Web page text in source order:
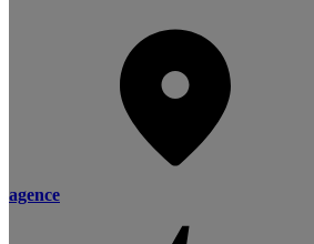
agence